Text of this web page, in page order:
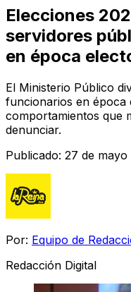
Elecciones
servidores
en época
El Ministerio Público
funcionarios en época
comportamientos que
denunciar.
Publicado: 27 de mayo
Por: Equipo de
Redacción Digital